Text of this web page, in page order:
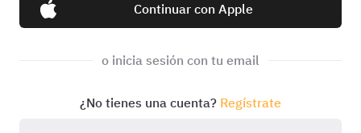
Continuar con Apple
o inicia sesión con tu email
¿No tienes una cuenta? Regístrate